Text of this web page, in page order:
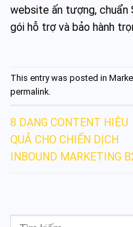
website ấn tượng, chuẩn
gói hỗ trợ và bảo hành
This entry was posted in
permalink.
8 DẠNG CONTENT HIỆU
QUẢ CHO CHIẾN DỊCH
INBOUND MARKETING